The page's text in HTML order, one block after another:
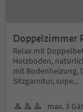
Doppelzimmer
Relax mit
Holzboden,
mit Bodenheizung,
Sitzgarnitur, supe...
max. 3